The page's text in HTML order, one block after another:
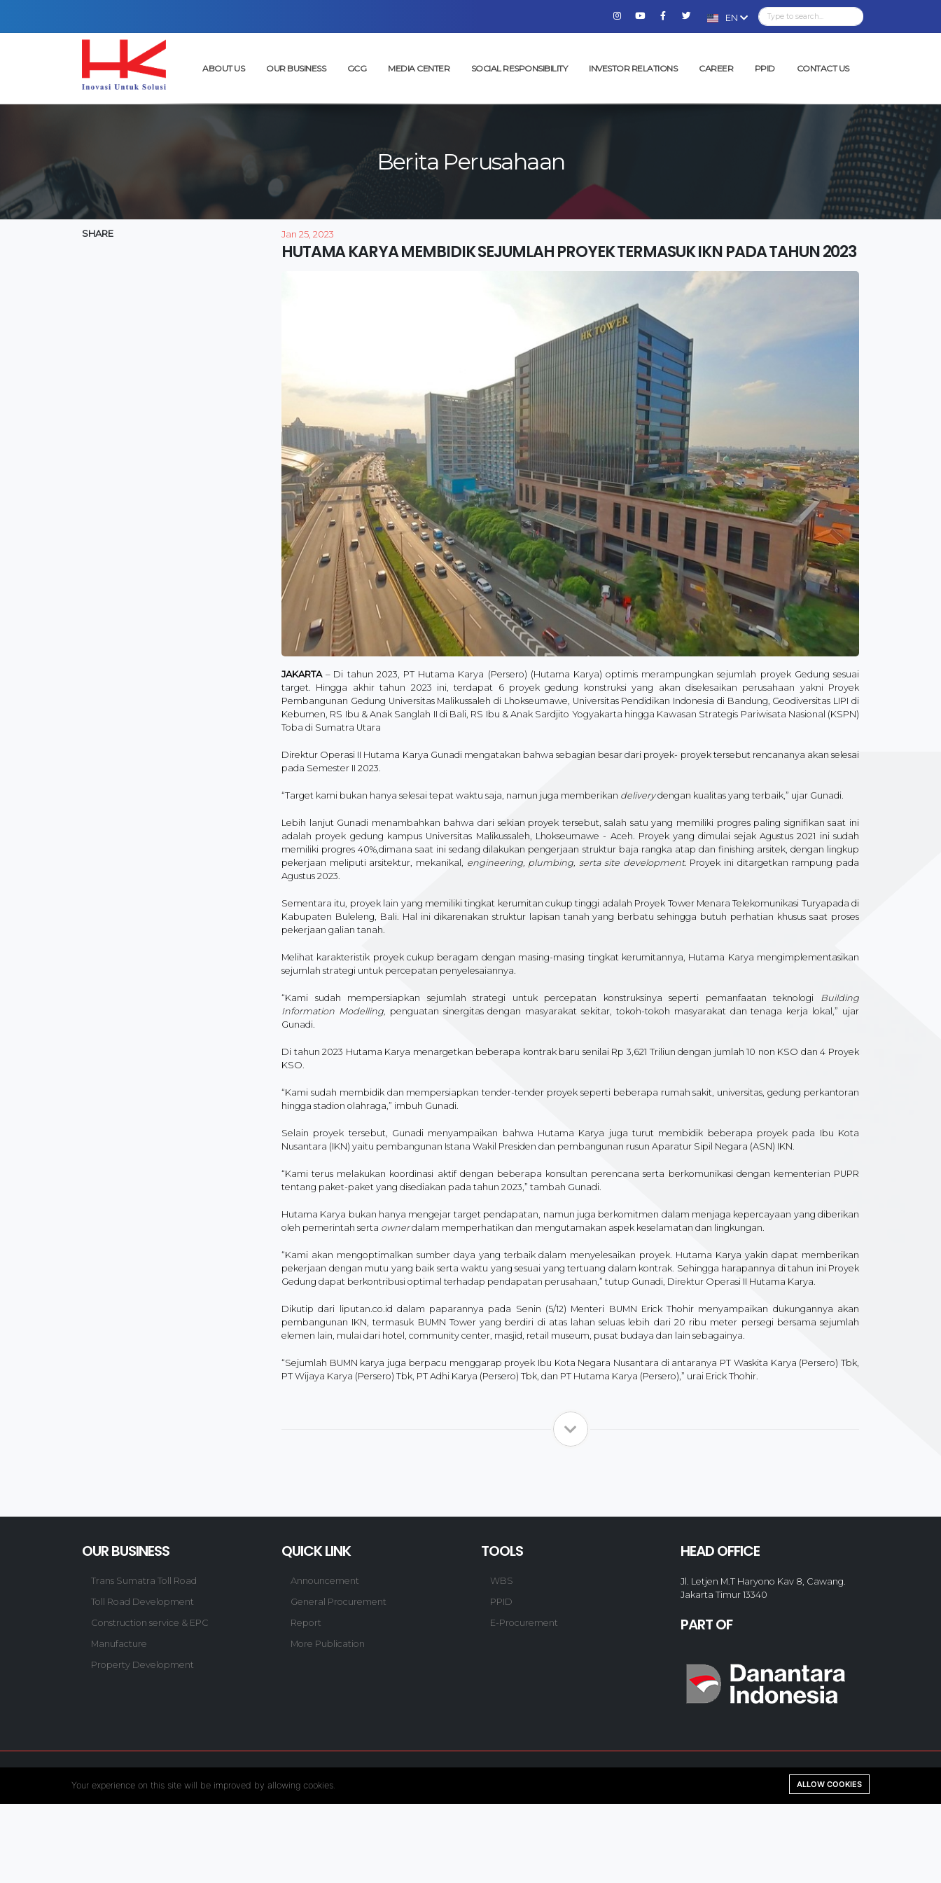
EN
ABOUT US OUR BUSINESS GCG MEDIA CENTER SOCIAL RESPONSIBILITY INVESTOR RELATIONS CAREER PPID CONTACT US
Berita Perusahaan
SHARE Jan 25, 2023
HUTAMA KARYA MEMBIDIK SEJUMLAH PROYEK TERMASUK IKN PADA TAHUN 2023
JAKARTA– Di tahun 2023, PT Hutama Karya (Persero) (Hutama Karya) optimis merampungkan sejumlah proyek Gedung sesuai
target. Hingga akhir tahun 2023 ini, terdapat 6 proyek gedung konstruksi yang akan diselesaikan perusahaan yakni Proyek
Pembangunan Gedung Universitas Malikussaleh di Lhokseumawe, Universitas Pendidikan Indonesia di Bandung, Geodiversitas LIPI di
Kebumen, RS Ibu & Anak Sanglah II di Bali, RS Ibu & Anak Sardjito Yogyakarta hingga Kawasan Strategis Pariwisata Nasional (KSPN)
Toba di Sumatra Utara
Direktur Operasi II Hutama Karya Gunadi mengatakan bahwa sebagian besar dari proyek- proyek tersebut rencananya akan selesai
pada Semester II 2023.
“Target kami bukan hanya selesai tepat waktu saja, namun juga memberikan deliverydengan kualitas yang terbaik,” ujar Gunadi.
Lebih lanjut Gunadi menambahkan bahwa dari sekian proyek tersebut, salah satu yang memiliki progres paling signifikan saat ini
adalah proyek gedung kampus Universitas Malikussaleh, Lhokseumawe - Aceh. Proyek yang dimulai sejak Agustus 2021 ini sudah
memiliki progres 40%,dimana saat ini sedang dilakukan pengerjaan struktur baja rangka atap dan finishing arsitek, dengan lingkup
pekerjaan meliputi arsitektur, mekanikal, engineering, plumbing, serta site development. Proyek ini ditargetkan rampung pada
Agustus 2023.
Sementara itu, proyek lain yang memiliki tingkat kerumitan cukup tinggi adalah Proyek Tower Menara Telekomunikasi Turyapada di
Kabupaten Buleleng, Bali. Hal ini dikarenakan struktur lapisan tanah yang berbatu sehingga butuh perhatian khusus saat proses
pekerjaan galian tanah.
Melihat karakteristik proyek cukup beragam dengan masing-masing tingkat kerumitannya, Hutama Karya mengimplementasikan
sejumlah strategi untuk percepatan penyelesaiannya.
“Kami sudah mempersiapkan sejumlah strategi untuk percepatan konstruksinya seperti pemanfaatan teknologi Building
Information Modelling, penguatan sinergitas dengan masyarakat sekitar, tokoh-tokoh masyarakat dan tenaga kerja lokal,” ujar
Gunadi.
Di tahun 2023 Hutama Karya menargetkan beberapa kontrak baru senilai Rp 3,621 Triliun dengan jumlah 10 non KSO dan 4 Proyek
KSO.
“Kami sudah membidik dan mempersiapkan tender-tender proyek seperti beberapa rumah sakit, universitas, gedung perkantoran
hingga stadion olahraga,” imbuh Gunadi.
Selain proyek tersebut, Gunadi menyampaikan bahwa Hutama Karya juga turut membidik beberapa proyek pada Ibu Kota
Nusantara (IKN) yaitu pembangunan Istana Wakil Presiden dan pembangunan rusun Aparatur Sipil Negara (ASN) IKN.
“Kami terus melakukan koordinasi aktif dengan beberapa konsultan perencana serta berkomunikasi dengan kementerian PUPR
tentang paket-paket yang disediakan pada tahun 2023,” tambah Gunadi.
Hutama Karya bukan hanya mengejar target pendapatan, namun juga berkomitmen dalam menjaga kepercayaan yang diberikan
oleh pemerintah serta ownerdalam memperhatikan dan mengutamakan aspek keselamatan dan lingkungan.
“Kami akan mengoptimalkan sumber daya yang terbaik dalam menyelesaikan proyek. Hutama Karya yakin dapat memberikan
pekerjaan dengan mutu yang baik serta waktu yang sesuai yang tertuang dalam kontrak. Sehingga harapannya di tahun ini Proyek
Gedung dapat berkontribusi optimal terhadap pendapatan perusahaan,” tutup Gunadi, Direktur Operasi II Hutama Karya.
Dikutip dari liputan.co.id dalam paparannya pada Senin (5/12) Menteri BUMN Erick Thohir menyampaikan dukungannya akan
pembangunan IKN, termasuk BUMN Tower yang berdiri di atas lahan seluas lebih dari 20 ribu meter persegi bersama sejumlah
elemen lain, mulai dari hotel, community center, masjid, retail museum, pusat budaya dan lain sebagainya.
“Sejumlah BUMN karya juga berpacu menggarap proyek Ibu Kota Negara Nusantara di antaranya PT Waskita Karya (Persero) Tbk,
PT Wijaya Karya (Persero) Tbk, PT Adhi Karya (Persero) Tbk, dan PT Hutama Karya (Persero),” urai Erick Thohir.
OUR BUSINESS
Trans Sumatra Toll Road
Toll Road Development
Construction service & EPC
Manufacture
Property Development
QUICK LINK
Announcement
General Procurement
Report
More Publication
TOOLS
WBS
PPID
E-Procurement
HEAD OFFICE
Jl. Letjen M.T Haryono Kav 8, Cawang.
Jakarta Timur 13340
PART OF
Your experience on this site will be improved by allowing cookies. ALLOW COOKIES